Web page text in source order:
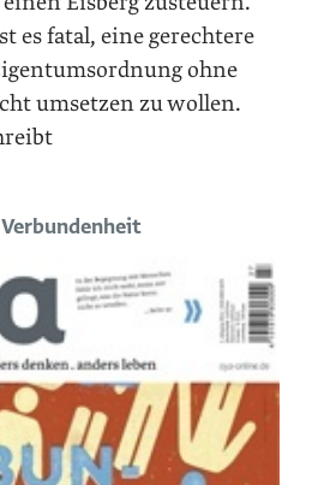
es fatal, eine gerechtere
ohne
umsetzen zu wollen.